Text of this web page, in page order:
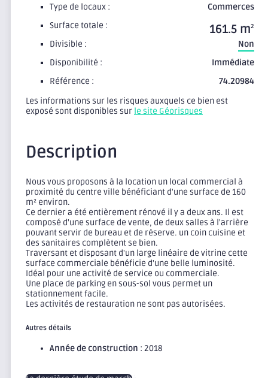
Type de locaux :
Commerces
Surface totale :
161.5 m2
Divisible :
Non
Disponibilité :
Immédiate
Référence :
74.20984
Les informations sur les risques auxquels ce bien est
exposé sont disponibles sur le site Géorisques
Description
Nous vous proposons à la location un local commercial à
proximité du centre ville bénéficiant d'une surface de 160
m² environ.
Ce dernier a été entièrement rénové il y a deux ans. Il est
composé d'une surface de vente, de deux salles à l'arrière
pouvant servir de bureau et de réserve. un coin cuisine et
des sanitaires complètent se bien.
Traversant et disposant d'un large linéaire de vitrine cette
surface commerciale bénéficie d'une belle luminosité.
Idéal pour une activité de service ou commerciale.
Une place de parking en sous-sol vous permet un
stationnement facile.
Les activités de restauration ne sont pas autorisées.
Autres détails
Année de construction : 2018